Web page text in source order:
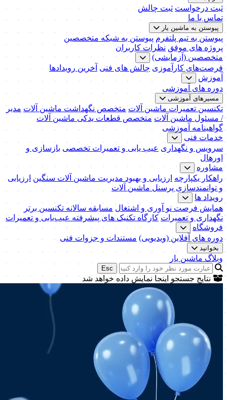
ثبت درخواست ثبت چالش
تماس با ما
پیوستن به ماشین یار
پیوستن به تیم پلتفرم پیوستن به شبکه متخصصین
پروژه های موفق نظرات کاربران
متخصصین (آزمایشی)
فرصت‌های کارآموزی چالش های فنی آخرین رویدادها
آموزش
دوره های آموزشی
مسیرهای آموزشی
تکنسین تعمیرات ماشین آلات متخصص نگهداشت ماشین آلات مدیر
/ مسئول ماشین آلات متخصص قطعات یدکی ماشین آلات
گواهینامه آموزشی
خدمات فنی
سرویس و نگهداری عیب یابی و تعمیرات تخصصی بازسازی و
اورهال
مشاوره
راهکار یکپارچه ارزیابی و بهبود مدیریت ماشین آلات سنگین ارزیابی
و توانمندسازی پرسنل ماشین آلات
رویداد ها
همایش فرصت نو آوری و اشتغال مسابقه سالانه تکنسین برتر
نگهداری و تعمیرات کارگاه تکنیک‌ های پیشرفته عیب‌یابی و تعمیرات
فروشگاه
دوره های آفلاین (ویدیویی) مستندات و جزوات فنی
بخوانید
وبلاگ ماشین یار
Esc
نتایج جستجو اینجا نمایش داده خواهد شد